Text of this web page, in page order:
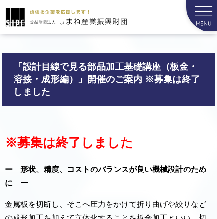
「設計目線で見る部品加工基礎講座（板金・
溶接・成形編）」開催のご案内 ※募集は終了
しました
※募集は終了しました
ー 形状、精度、コストのバランスが良い機械設計のため
に ー
金属板を切断し、そこへ圧力をかけて折り曲げや絞りなど